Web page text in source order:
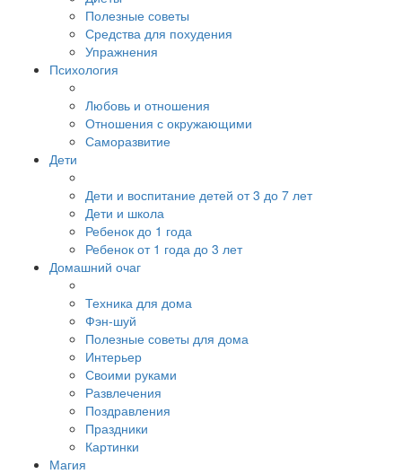
Полезные советы
Средства для похудения
Упражнения
Психология
Любовь и отношения
Отношения с окружающими
Саморазвитие
Дети
Дети и воспитание детей от 3 до 7 лет
Дети и школа
Ребенок до 1 года
Ребенок от 1 года до 3 лет
Домашний очаг
Техника для дома
Фэн-шуй
Полезные советы для дома
Интерьер
Своими руками
Развлечения
Поздравления
Праздники
Картинки
Магия